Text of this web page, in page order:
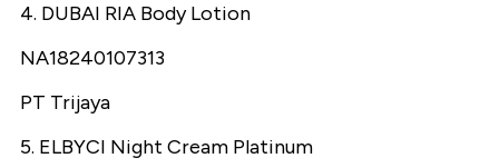
4. DUBAI RIA Body Lotion
NA18240107313
PT Trijaya
5. ELBYCI Night Cream Platinum